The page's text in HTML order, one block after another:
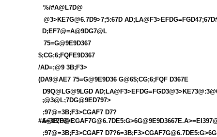
%/#A@L7D@
@3>KE7G@6.7D9>7;5:67D
D;EF7@=A@9DG7@L
75=G@9E9D367
$;CG;6;FQFE9D367
/AD=;@9 3B;F3>
(DA9@AE7 75=G@9E9D36 G@6$;CG;6;FQF D367E
D9Q@LG@9LGD
;@3@L;7DG@9ED797>
;97@=3B;F3>CGAF7 D7?
#A@L7D@E
;97@=3B;F3>CGAF7